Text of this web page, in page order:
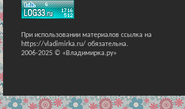
При использовании материалов ссылка на
https://vladimirka.ru/ обязательна.
2006-2025 © «Владимирка.ру»